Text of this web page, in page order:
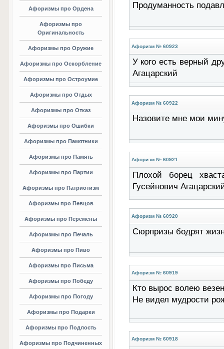
Афоризмы про Ордена
Афоризмы про
Оригинальность
Афоризмы про Оружие
Афоризмы про Оскорбление
Афоризмы про Остроумие
Афоризмы про Отдых
Афоризмы про Отказ
Афоризмы про Ошибки
Афоризмы про Памятники
Афоризмы про Память
Афоризмы про Партии
Афоризмы про Патриотизм
Афоризмы про Певцов
Афоризмы про Перемены
Афоризмы про Печаль
Афоризмы про Пиво
Афоризмы про Письма
Афоризмы про Победу
Афоризмы про Погоду
Афоризмы про Подарки
Афоризмы про Подлость
Афоризмы про Подчиненных
Продуманность
Афоризм № 60923
У кого есть верный
Агацарский
Афоризм № 60922
Назовите мне мои
Афоризм № 60921
Плохой борец
Гусейнович
Афоризм № 60920
Сюрпризы бодрят
Афоризм № 60919
Кто вырос волею
Не видел мудрости
Афоризм № 60918